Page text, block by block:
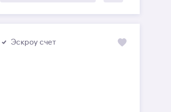
Эскроу счет